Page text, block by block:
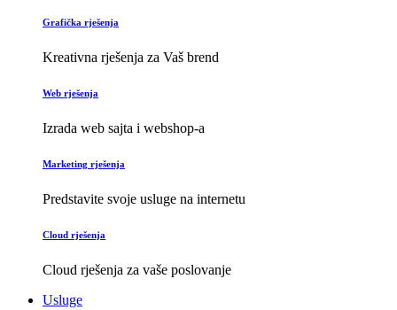
Grafička rješenja
Kreativna rješenja za Vaš brend
Web rješenja
Izrada web sajta i webshop-a
Marketing rješenja
Predstavite svoje usluge na internetu
Cloud rješenja
Cloud rješenja za vaše poslovanje
Usluge